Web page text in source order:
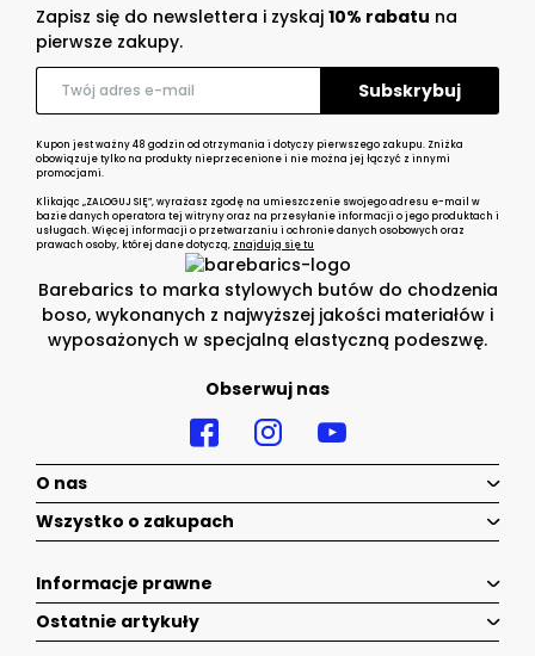
Barebarics to marka stylowych butów do chodzenia
boso, wykonanych z najwyższej jakości materiałów i
wyposażonych w specjalną elastyczną podeszwę.
Obserwuj nas
Zapisz się do newslettera i zyskaj 10% rabatu na
pierwsze zakupy.
Kupon jest ważny 48 godzin od otrzymania i dotyczy pierwszego zakupu. Zniżka
obowiązuje tylko na produkty nieprzecenione i nie można jej łączyć z innymi
promocjami.
Klikając „ZALOGUJ SIĘ”, wyrażasz zgodę na umieszczenie swojego adresu e-mail w
bazie danych operatora tej witryny oraz na przesyłanie informacji o jego produktach i
usługach. Więcej informacji o przetwarzaniu i ochronie danych osobowych oraz
prawach osoby, której dane dotyczą, znajdują się tu
O nas
Wszystko o zakupach
Informacje prawne
Ostatnie artykuły